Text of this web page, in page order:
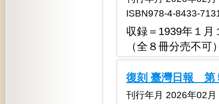
ISBN978-4-8433-
収録＝1939年１月
（全８冊分売不可
復刻 臺灣日報 第
刊行年月 2026年02